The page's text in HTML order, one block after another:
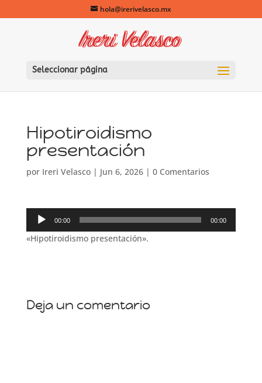
hola@irerivelasco.mx
Seleccionar página
Hipotiroidismo
presentación
por Ireri Velasco| Jun 6, 2026| 0 Comentarios
Reproductor
audio
00:00 00:00
«Hipotiroidismo presentación».
Deja un comentario